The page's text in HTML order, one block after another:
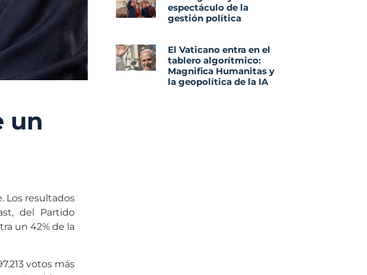
un
Los resultados
del Partido
un 42% de la
votos más
espectáculo de la
gestión política
El Vaticano entra en el
tablero algorítmico:
Magnifica Humanitas y
la geopolítica de la IA